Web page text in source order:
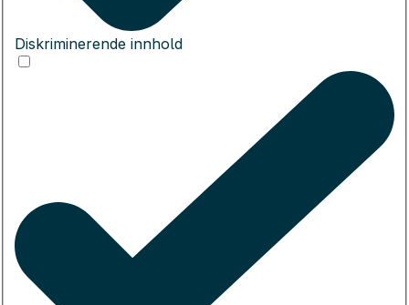
Diskriminerende innhold